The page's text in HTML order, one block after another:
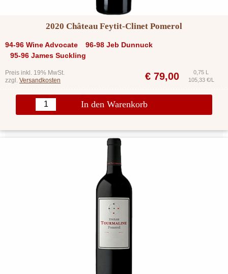
2020 Château Feytit-Clinet Pomerol
94-96 Wine Advocate
96-98 Jeb Dunnuck
95-96 James Suckling
Preis inkl. 19% MwSt.
zzgl. Versandkosten € 79,00
0,75 L
105,33 €/L
In den Warenkorb